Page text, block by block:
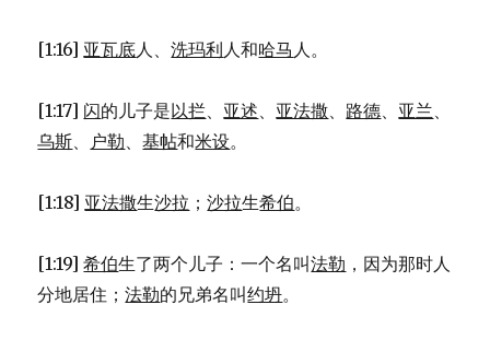
[1:16] 亚瓦底人、洗玛利人和哈马 人。
[1:17] 闪的儿子是以拦、 亚述、 亚法撒、 路德、 亚兰、
乌斯、 户勒、基帖和米设。
[1:18] 亚法撒生沙拉 ；沙拉生希伯。
[1:19]希伯生了两个儿子：一个名叫法勒 ，因为那时人
分地居住；法勒的兄弟名叫约坍。